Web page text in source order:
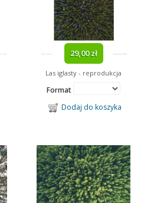
29,00 zł
Las iglasty - reprodukcja
Format
Dodaj do koszyka